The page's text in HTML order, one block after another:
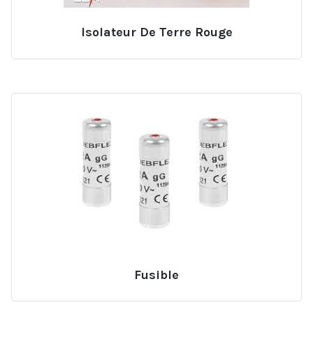
Isolateur De Terre Rouge
Fusible